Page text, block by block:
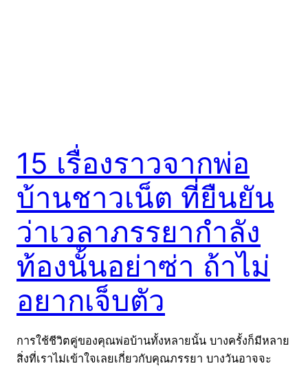
15 เรื่องราวจากพ่อ
บ้านชาวเน็ต ที่ยืนยัน
ว่าเวลาภรรยากำลัง
ท้องนั้นอย่าซ่า ถ้าไม่
อยากเจ็บตัว
การใช้ชีวิตคู่ของคุณพ่อบ้านทั้งหลายนั้น บางครั้งก็มีหลาย
สิ่งที่เราไม่เข้าใจเลยเกี่ยวกับคุณภรรยา บางวันอาจจะ